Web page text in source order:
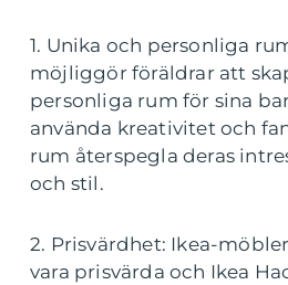
1. Unika och personliga
möjliggör föräldrar att
personliga rum för sina
använda kreativitet och
rum återspegla deras
och stil.
2. Prisvärdhet: Ikea-
vara prisvärda och Ikea